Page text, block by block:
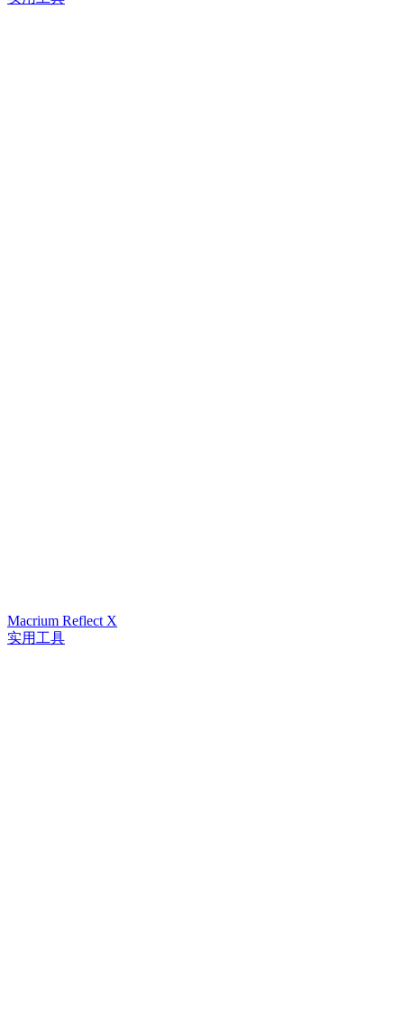
Macrium Reflect X
实用工具